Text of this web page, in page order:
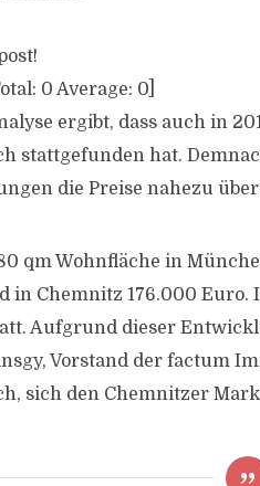
0 Average: 0
ergibt, dass auch in
stattgefunden hat.
die Preise nahezu
qm Wohnfläche in
in Chemnitz 176.000
Aufgrund dieser
Vorstand der factum
sich den Chemnitzer